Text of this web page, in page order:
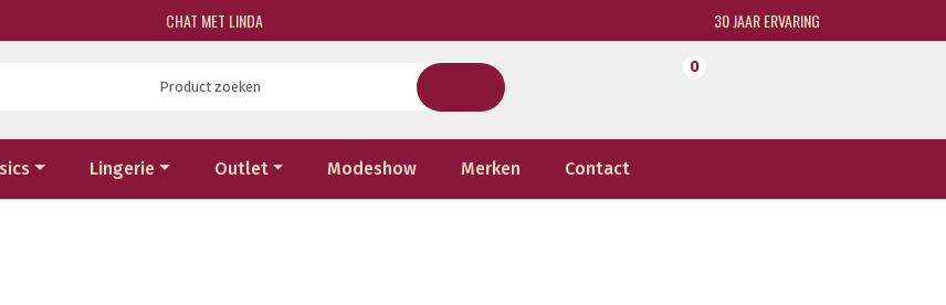
CHAT MET LINDA 30 JAAR ERVARING
0
Lingerie Outlet Modeshow Merken Contact